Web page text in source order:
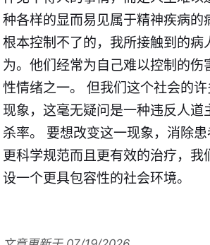
种各样的显而易见属于精神疾病
根本控制不了的，我所接触到的
为。他们经常为自己难以控制的
性情绪之一。 但我们这个社会的
现象，这毫无疑问是一种违反人
杀率。 要想改变这一现象，消除
更科学规范而且更有效的治疗，
设一个更具包容性的社会环境。